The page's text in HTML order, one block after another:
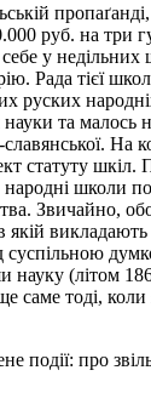
руб. на
у
Рада тієї
та малось
статуту
школи
Звичайно,
викладають
(літом
саме тоді,
події: про